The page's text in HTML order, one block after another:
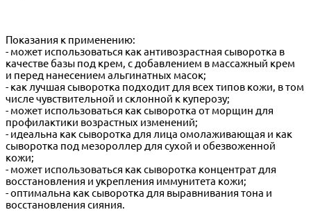
Показания к применению:
- может использоваться как антивозрастная сыворотка в
качестве базы под крем, с добавлением в массажный крем
и перед нанесением альгинатных масок;
- как лучшая сыворотка подходит для всех типов кожи, в том
числе чувствительной и склонной к куперозу;
- может использоваться как сыворотка от морщин для
профилактики возрастных изменений;
- идеальна как сыворотка для лица омолаживающая и как
сыворотка под мезороллер для сухой и обезвоженной
кожи;
- может использоваться как сыворотка концентрат для
восстановления и укрепления иммунитета кожи;
- оптимальна как сыворотка для выравнивания тона и
восстановления сияния.